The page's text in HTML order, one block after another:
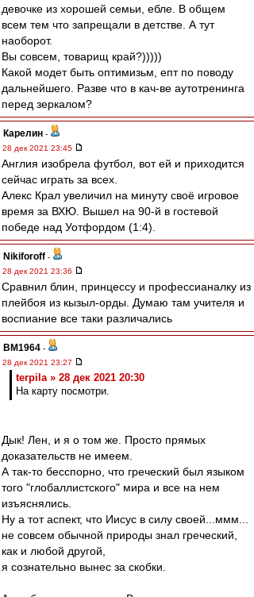
девочке из хорошей семьи, ебле. В общем
всем тем что запрещали в детстве. А тут
наоборот.
Вы совсем, товарищ край?)))))
Какой модет быть оптимизьм, епт по поводу
дальнейшего. Разве что в кач-ве аутотренинга
перед зеркалом?
Карелин -
28 дек 2021 23:45
Англия изобрела футбол, вот ей и приходится
сейчас играть за всех.
Алекс Крал увеличил на минуту своё игровое
время за ВХЮ. Вышел на 90-й в гостевой
победе над Уотфордом (1:4).
Nikiforoff -
28 дек 2021 23:36
Сравнил блин, принцессу и профессианалку из
плейбоя из кызыл-орды. Думаю там учителя и
воспиание все таки различались
BM1964 -
28 дек 2021 23:27
terpila » 28 дек 2021 20:30
На карту посмотри.
Дык! Лен, и я о том же. Просто прямых
доказательств не имеем.
А так-то бесспорно, что греческий был языком
того "глобаллистского" мира и все на нем
изъяснялись.
Ну а тот аспект, что Иисус в силу своей...ммм...
не совсем обычной природы знал греческий,
как и любой другой,
я сознательно вынес за скобки.